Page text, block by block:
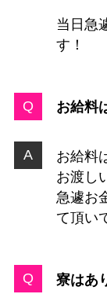
当日急
す！
お給料
お給料
お渡し
急遽お
て頂い
寮はあ